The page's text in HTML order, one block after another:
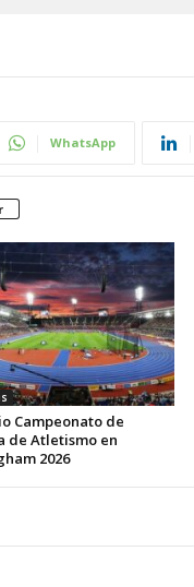
WhatsApp
Campeonato de
de Atletismo en
2026